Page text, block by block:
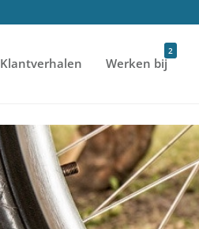
Klantverhalen Werken bij
2